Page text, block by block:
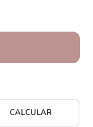
CALCULAR